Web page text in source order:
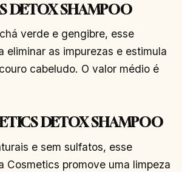
DETOX SHAMPOO
verde e gengibre, esse
eliminar as impurezas e estimula
cabeludo. O valor médio é
DETOX SHAMPOO
e sem sulfatos, esse
Cosmetics promove uma limpeza